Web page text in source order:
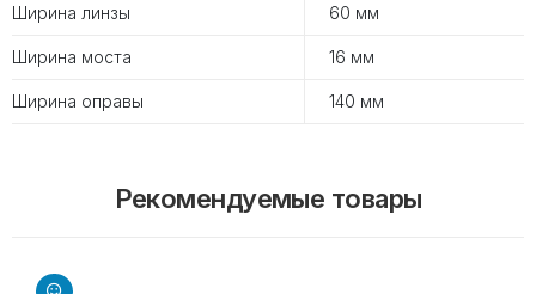
Ширина линзы 60 мм
Ширина моста 16 мм
Ширина оправы 140 мм
Рекомендуемые товары